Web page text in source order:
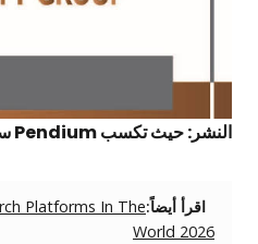
النشر: حيث تكسب Pendium سمعتها
اقرأ أيضاً:Platforms In The
World 2026